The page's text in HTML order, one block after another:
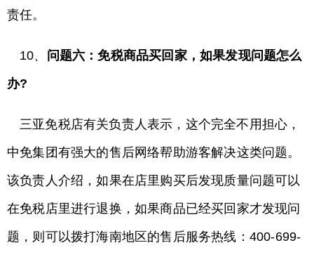
责任。
10、
问题六：免税商品买回家，如果发现问题怎么
办?
三亚免税店有关负责人表示，这个完全不用担心，
中免集团有强大的售后网络帮助游客解决这类问题。
该负责人介绍，如果在店里购买后发现质量问题可以
在免税店里进行退换，如果商品已经买回家才发现问
题，则可以拨打海南地区的售后服务热线：400-699-